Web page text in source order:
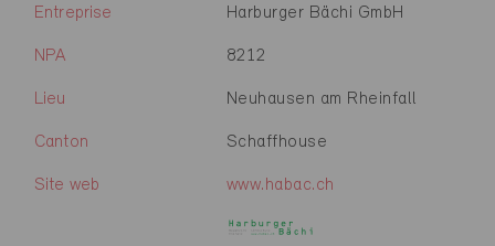
Entreprise Harburger Bächi GmbH
NPA 8212
Lieu Neuhausen am Rheinfall
Canton Schaffhouse
Site web www.habac.ch